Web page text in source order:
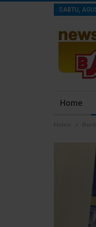
SABTU,
Home
Home